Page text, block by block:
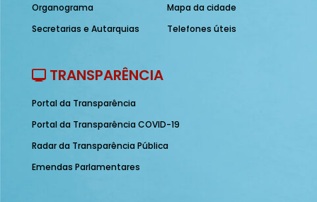
Organograma
Secretarias e Autarquias
Mapa da cidade
Telefones úteis
TRANSPARÊNCIA
Portal da Transparência
Portal da Transparência COVID-19
Radar da Transparência Pública
Emendas Parlamentares